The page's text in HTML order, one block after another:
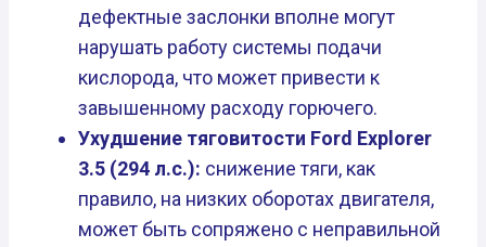
дефектные заслонки вполне могут
нарушать работу системы подачи
кислорода, что может привести к
завышенному расходу горючего.
Ухудшение тяговитости Ford Explorer
3.5 (294 л.с.): снижение тяги, как
правило, на низких оборотах двигателя,
может быть сопряжено с неправильной